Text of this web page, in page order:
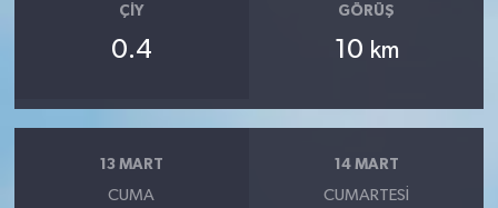
ÇIY
0.4
GÖRÜŞ
10 km
13 MART
CUMA
14 MART
CUMARTESI